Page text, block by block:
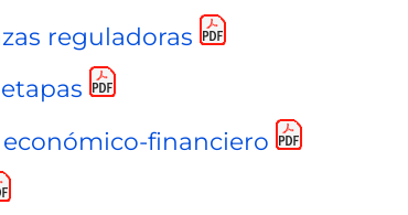
reguladoras
financiero